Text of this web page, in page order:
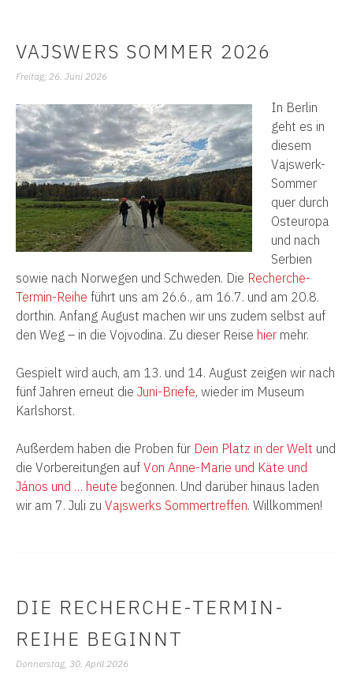
VAJSWERS SOMMER 2026
Freitag, 26. Juni 2026
In Berlin
geht es in
diesem
Vajswerk-
Sommer
quer durch
Osteuropa
und nach
Serbien
sowie nach Norwegen und Schweden. Die Recherche-
Termin-Reihe führt uns am 26.6., am 16.7. und am 20.8.
dorthin. Anfang August machen wir uns zudem selbst auf
den Weg – in die Vojvodina. Zu dieser Reise hier mehr.
Gespielt wird auch, am 13. und 14. August zeigen wir nach
fünf Jahren erneut die Juni-Briefe, wieder im Museum
Karlshorst.
Außerdem haben die Proben für Dein Platz in der Welt und
die Vorbereitungen auf Von Anne-Marie und Käte und
János und … heute begonnen. Und darüber hinaus laden
wir am 7. Juli zu Vajswerks Sommertreffen. Willkommen!
DIE RECHERCHE-TERMIN-
REIHE BEGINNT
Donnerstag, 30. April 2026